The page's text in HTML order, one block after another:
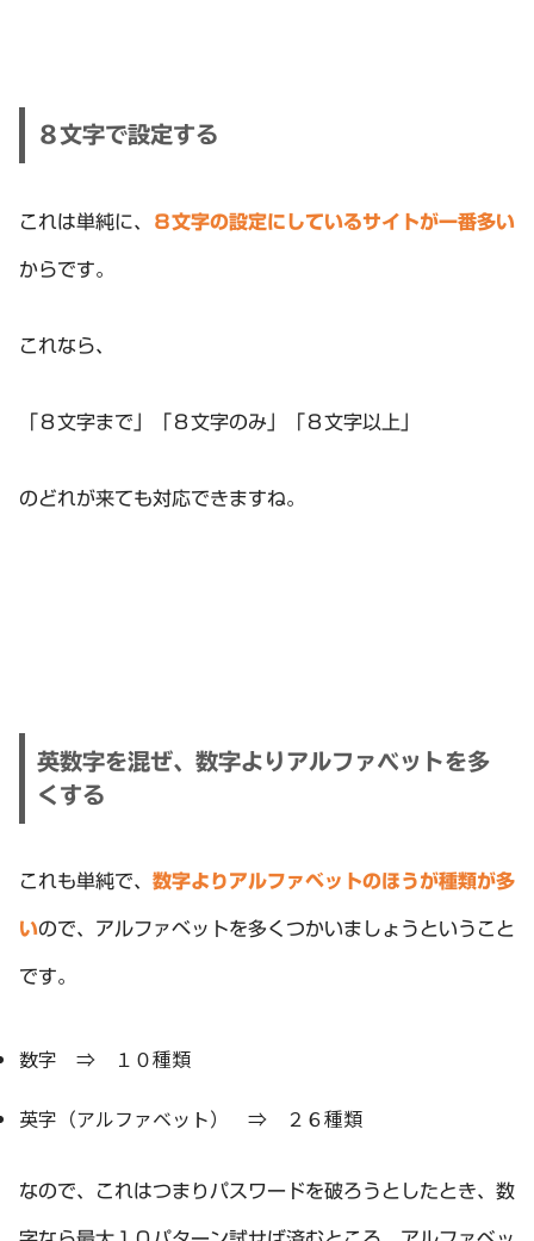
８文字で設定する
これは単純に、 ８文字の設定にしているサイトが一番多い
からです。
これなら、
「８文字まで」「８文字のみ」「８文字以上」
のどれが来ても対応できますね。
英数字を混ぜ、数字よりアルファベットを多
くする
これも単純で、 数字よりアルファベットのほうが種類が多
いので、アルファベットを多くつかいましょうということ
です。
数字 ⇒ １０種類
英字（アルファベット） ⇒ ２６種類
なので、これはつまりパスワードを破ろうとしたとき、数